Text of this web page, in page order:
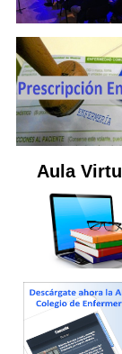
Aula